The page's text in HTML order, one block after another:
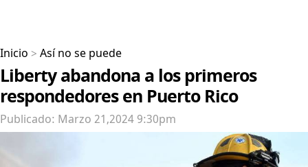
Inicio > Así no se puede
Liberty abandona a los primeros
respondedores en Puerto Rico
Publicado: Marzo 21,2024 9:30pm